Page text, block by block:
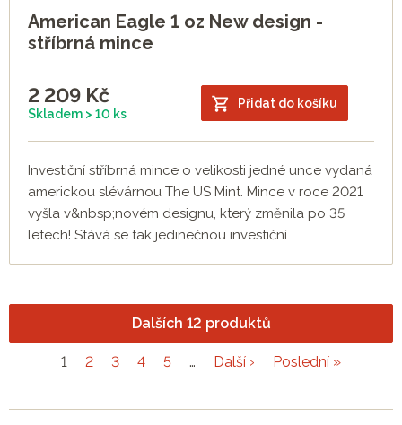
American Eagle 1 oz New design -
stříbrná mince
2 209 Kč
Skladem > 10 ks
Přidat do košíku
Investiční stříbrná mince o velikosti jedné unce vydaná
americkou slévárnou The US Mint. Mince v roce 2021
vyšla v&nbsp;novém designu, který změnila po 35
letech! Stává se tak jedinečnou investiční...
Dalších 12 produktů
1 2 3 4 5 … Další › Poslední »